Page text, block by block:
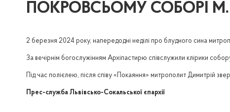
ПОКРОВСЬОМУ СОБОРІ
2 березня 2024 року, напередодні неділі про блудного сина
За вечірнім богослужінням Архіпастирю співслужили клірики
Під час полієлею, після співу «Покаяння» митрополит Димитрій
Прес-служба Львівсько-Сокальської єпархії